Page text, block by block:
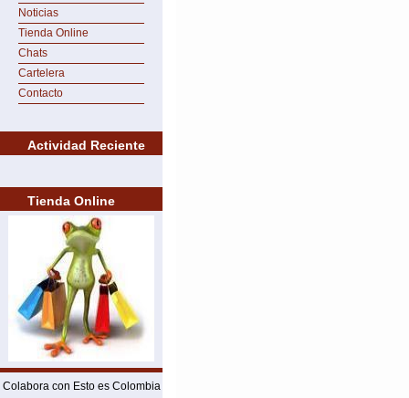
Noticias
Tienda Online
Chats
Cartelera
Contacto
Actividad Reciente
Tienda Online
Colabora con Esto es Colombia